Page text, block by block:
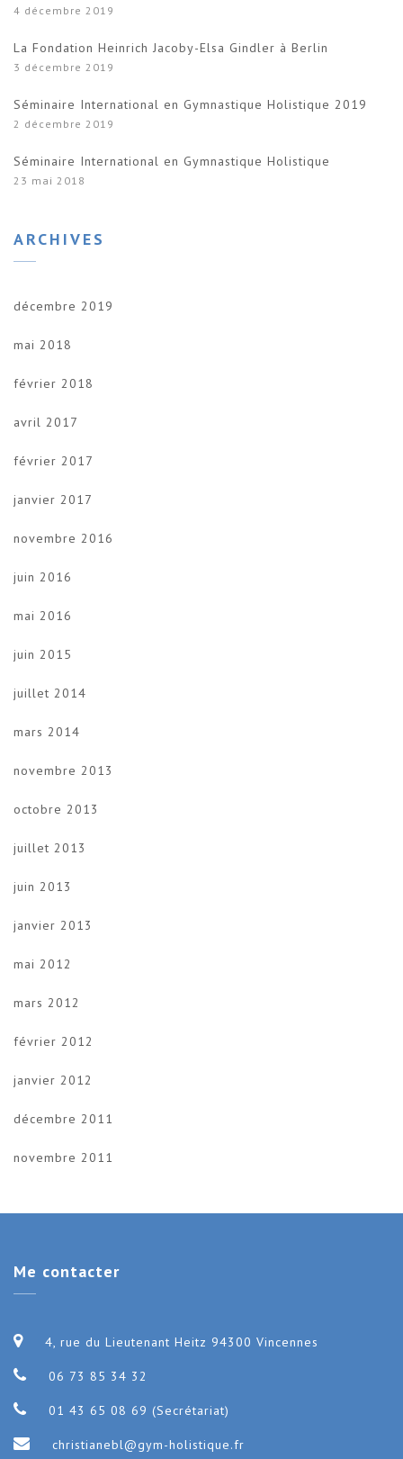
4 décembre 2019
La Fondation Heinrich Jacoby-Elsa Gindler à Berlin
3 décembre 2019
Séminaire International en Gymnastique Holistique 2019
2 décembre 2019
Séminaire International en Gymnastique Holistique
23 mai 2018
ARCHIVES
décembre 2019
mai 2018
février 2018
avril 2017
février 2017
janvier 2017
novembre 2016
juin 2016
mai 2016
juin 2015
juillet 2014
mars 2014
novembre 2013
octobre 2013
juillet 2013
juin 2013
janvier 2013
mai 2012
mars 2012
février 2012
janvier 2012
décembre 2011
novembre 2011
Me contacter
4, rue du Lieutenant Heitz 94300 Vincennes
06 73 85 34 32
01 43 65 08 69 (Secrétariat)
christianebl@gym-holistique.fr